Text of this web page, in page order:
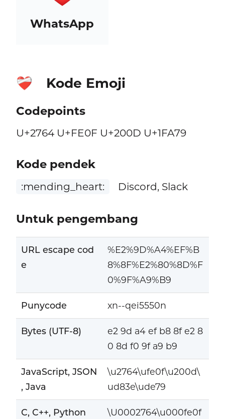
WhatsApp
❤️‍🩹 Kode Emoji
Codepoints
U+2764 U+FE0F U+200D U+1FA79
Kode pendek
:mending_heart: Discord, Slack
Untuk pengembang
URL escape cod
e
%E2%9D%A4%EF%B
8%8F%E2%80%8D%F
0%9F%A9%B9
Punycode xn--qei5550n
Bytes (UTF-8)
e2 9d a4 ef b8 8f e2 8
0 8d f0 9f a9 b9
JavaScript, JSON
, Java
\u2764\ufe0f\u200d\
ud83e\ude79
C, C++, Python
\U0002764\u000fe0f